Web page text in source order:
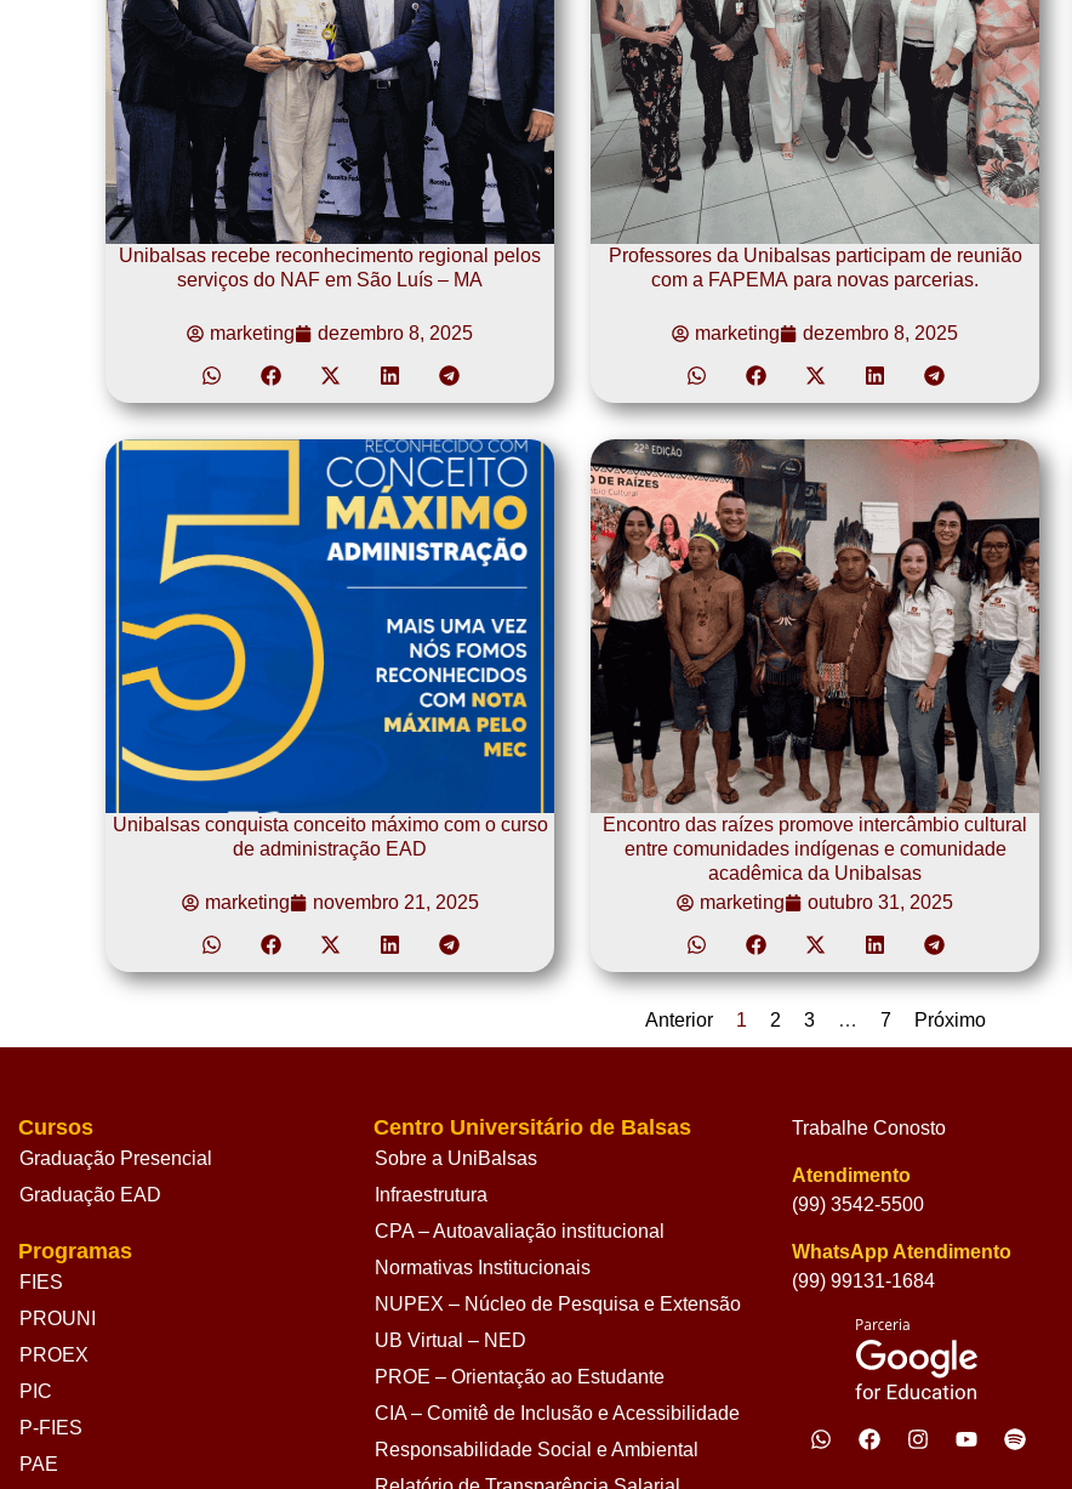
Unibalsas recebe reconhecimento regional pelos
serviços do NAF em São Luís – MA
marketing dezembro 8, 2025
Professores da Unibalsas participam de reunião
com a FAPEMA para novas parcerias.
marketing dezembro 8, 2025
Unibalsas conquista conceito máximo com o curso
de administração EAD
marketing novembro 21, 2025
Encontro das raízes promove intercâmbio cultural
entre comunidades indígenas e comunidade
acadêmica da Unibalsas
marketing
outubro 31, 2025
Anterior 1 2 3 … 7 Próximo
Cursos
Graduação Presencial
Graduação EAD
Programas
FIES
PROUNI
PROEX
PIC
P-FIES
PAE
Centro Universitário de Balsas
Sobre a UniBalsas
Infraestrutura
CPA – Autoavaliação institucional
Normativas Institucionais
NUPEX – Núcleo de Pesquisa e Extensão
UB Virtual – NED
PROE – Orientação ao Estudante
CIA – Comitê de Inclusão e Acessibilidade
Responsabilidade Social e Ambiental
Trabalhe Conosto
Atendimento
(99) 3542-5500
WhatsApp Atendimento
(99) 99131-1684